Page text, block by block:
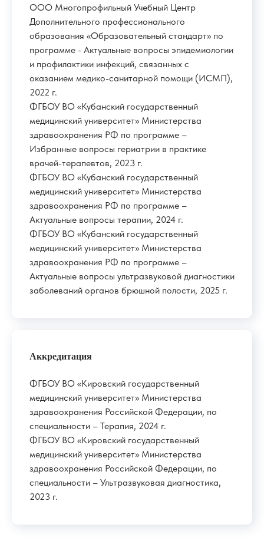
ООО Многопрофильный Учебный Центр
Дополнительного профессионального
образования «Образовательный стандарт» по
программе - Актуальные вопросы эпидемиологии
и профилактики инфекций, связанных с
оказанием медико-санитарной помощи (ИСМП),
2022 г.
ФГБОУ ВО «Кубанский государственный
медицинский университет» Министерства
здравоохранения РФ по программе –
Избранные вопросы гериатрии в практике
врачей-терапевтов, 2023 г.
ФГБОУ ВО «Кубанский государственный
медицинский университет» Министерства
здравоохранения РФ по программе –
Актуальные вопросы терапии, 2024 г.
ФГБОУ ВО «Кубанский государственный
медицинский университет» Министерства
здравоохранения РФ по программе –
Актуальные вопросы ультразвуковой диагностики
заболеваний органов брюшной полости, 2025 г.
Аккредитация
ФГБОУ ВО «Кировский государственный
медицинский университет» Министерства
здравоохранения Российской Федерации, по
специальности – Терапия, 2024 г.
ФГБОУ ВО «Кировский государственный
медицинский университет» Министерства
здравоохранения Российской Федерации, по
специальности – Ультразвуковая диагностика,
2023 г.